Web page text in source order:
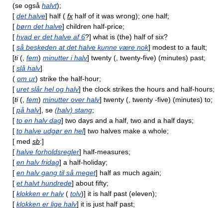
(se også halvt);
[ det halve] half ( fx half of it was wrong); one half;
[ børn det halve] children half-price;
[ hvad er det halve af 6?] what is (the) half of six?
[ så beskeden at det halve kunne være nok] modest to a fault;
[ti(, fem) minutter i halv] twenty (, twenty-five) (minutes) past;
[ slå halv]
( om ur) strike the half-hour;
[ uret slår hel og halv] the clock strikes the hours and half-hours;
[ti(, fem) minutter over halv] twenty (, twenty -five) (minutes) to;
[ på halv], se (halv) stang;
[ to en halv dag] two days and a half, two and a half days;
[ to halve udgør en hel] two halves make a whole;
[ med sb:]
[ halve forholdsregler] half-measures;
[ en halv fridag] a half-holiday;
[ en halv gang til så meget] half as much again;
[ et halvt hundrede] about fifty;
[ klokken er halv( tolv)] it is half past (eleven);
[ klokken er lige halv] it is just half past;